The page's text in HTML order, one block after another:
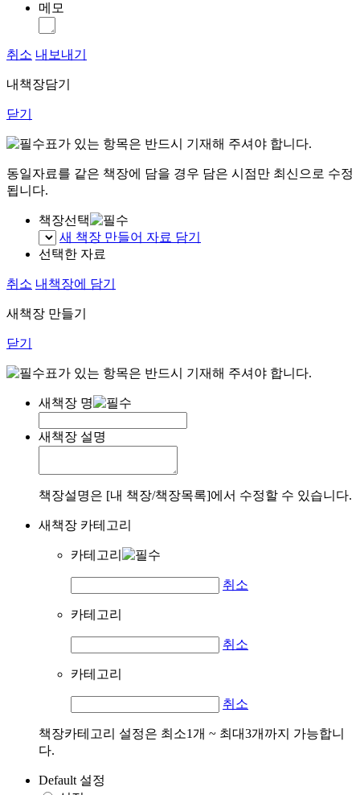
메모
취소 내보내기
내책장담기
닫기
표가 있는 항목은 반드시 기재해 주셔야 합니다.
동일자료를 같은 책장에 담을 경우 담은 시점만 최신으로 수정
됩니다.
책장선택
새 책장 만들어 자료 담기
선택한 자료
취소 내책장에 담기
새책장 만들기
닫기
표가 있는 항목은 반드시 기재해 주셔야 합니다.
새책장 명
새책장 설명
책장설명은 [내 책장/책장목록]에서 수정할 수 있습니다.
새책장 카테고리
카테고리
취소
카테고리
취소
카테고리
취소
책장카테고리 설정은 최소1개 ~ 최대3개까지 가능합니
다.
Default 설정